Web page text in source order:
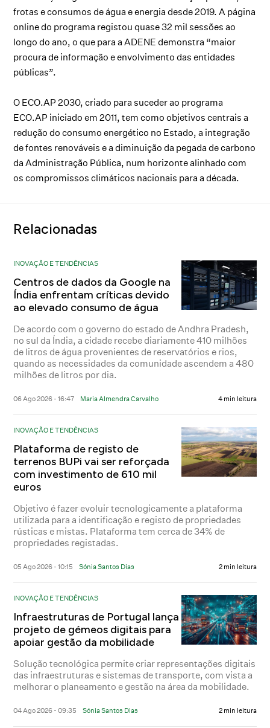
frotas e consumos de água e energia desde 2019. A página
online do programa registou quase 32 mil sessões ao
longo do ano, o que para a ADENE demonstra “maior
procura de informação e envolvimento das entidades
públicas”.
O ECO.AP 2030, criado para suceder ao programa
ECO.AP iniciado em 2011, tem como objetivos centrais a
redução do consumo energético no Estado, a integração
de fontes renováveis e a diminuição da pegada de carbono
da Administração Pública, num horizonte alinhado com
os compromissos climáticos nacionais para a década.
Relacionadas
INOVAÇÃO E TENDÊNCIAS
Centros de dados da Google na
Índia enfrentam críticas devido
ao elevado consumo de água
De acordo com o governo do estado de Andhra Pradesh,
no sul da Índia, a cidade recebe diariamente 410 milhões
de litros de água provenientes de reservatórios e rios,
quando as necessidades da comunidade ascendem a 480
milhões de litros por dia.
06 Ago 2026 - 16:47 Maria Almendra Carvalho 4 min leitura
INOVAÇÃO E TENDÊNCIAS
Plataforma de registo de
terrenos BUPi vai ser reforçada
com investimento de 610 mil
euros
Objetivo é fazer evoluir tecnologicamente a plataforma
utilizada para a identificação e registo de propriedades
rústicas e mistas. Plataforma tem cerca de 34% de
propriedades registadas.
05 Ago 2026 - 10:15 Sónia Santos Dias 2 min leitura
INOVAÇÃO E TENDÊNCIAS
Infraestruturas de Portugal lança
projeto de gémeos digitais para
apoiar gestão da mobilidade
Solução tecnológica permite criar representações digitais
das infraestruturas e sistemas de transporte, com vista a
melhorar o planeamento e gestão na área da mobilidade.
04 Ago 2026 - 09:35 Sónia Santos Dias 2 min leitura